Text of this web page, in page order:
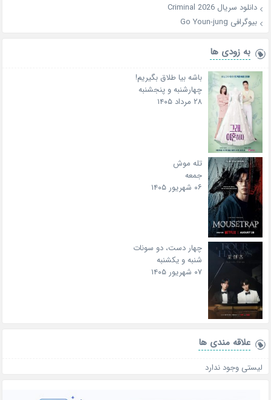
دانلود سریال Criminal 2026
بیوگرافی Go Youn-jung
به زودی ها
باشه بیا طلاق بگیریم!
چهارشنبه و پنجشنبه
۲۸ مرداد ۱۴۰۵
تله موش
جمعه
۰۶ شهریور ۱۴۰۵
چهار دست، دو سونات
شنبه و یکشنبه
۰۷ شهریور ۱۴۰۵
علاقه‌ مندی ها
لیستی وجود ندارد